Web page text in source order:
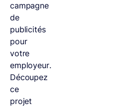
campagne
de
publicités
pour
votre
employeur.
Découpez
ce
projet